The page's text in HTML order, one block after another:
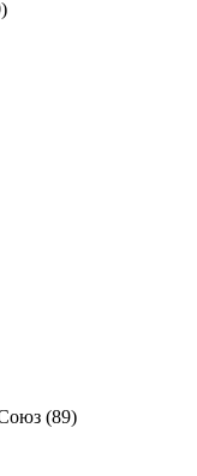
)
(89)